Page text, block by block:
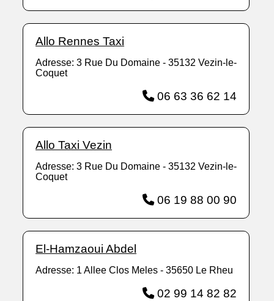
Allo Rennes Taxi
Adresse: 3 Rue Du Domaine - 35132 Vezin-le-
Coquet
06 63 36 62 14
Allo Taxi Vezin
Adresse: 3 Rue Du Domaine - 35132 Vezin-le-
Coquet
06 19 88 00 90
El-Hamzaoui Abdel
Adresse: 1 Allee Clos Meles - 35650 Le Rheu
02 99 14 82 82